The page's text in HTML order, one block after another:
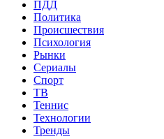
ПДД
Политика
Происшествия
Психология
Рынки
Сериалы
Спорт
ТВ
Теннис
Технологии
Тренды